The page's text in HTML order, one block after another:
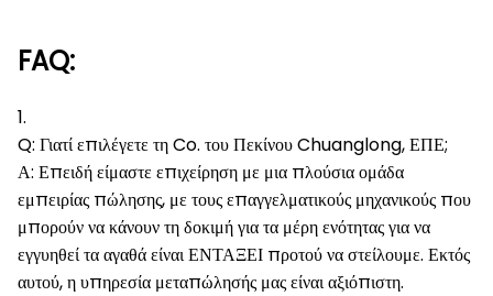
FAQ:
1.
Q: Γιατί επιλέγετε τη Co. του Πεκίνου Chuanglong, ΕΠΕ;
Α: Επειδή είμαστε επιχείρηση με μια πλούσια ομάδα
εμπειρίας πώλησης, με τους επαγγελματικούς μηχανικούς που
μπορούν να κάνουν τη δοκιμή για τα μέρη ενότητας για να
εγγυηθεί τα αγαθά είναι ΕΝΤΑΞΕΙ προτού να στείλουμε. Εκτός
αυτού, η υπηρεσία μεταπώλησής μας είναι αξιόπιστη.